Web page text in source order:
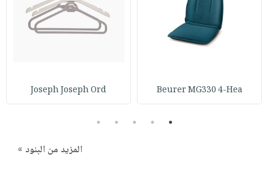
Beurer MG330 4-Hea
Joseph Joseph Ord
1
2
3
4
5
المزيد من البنود »